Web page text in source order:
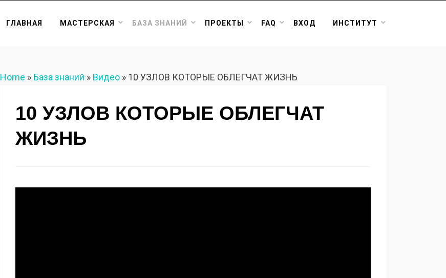
ГЛАВНАЯ МАСТЕРСКАЯ БАЗА ЗНАНИЙ ПРОЕКТЫ FAQ ВХОД ИНСТИТУТ
Home » База знаний » Видео » 10 УЗЛОВ КОТОРЫЕ ОБЛЕГЧАТ ЖИЗНЬ
10 УЗЛОВ КОТОРЫЕ ОБЛЕГЧАТ
ЖИЗНЬ